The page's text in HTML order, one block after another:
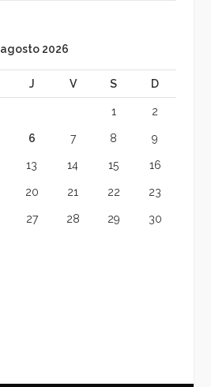
agosto 2026
J V S D
1 2
6 7 8 9
13 14 15 16
20 21 22 23
27 28 29 30